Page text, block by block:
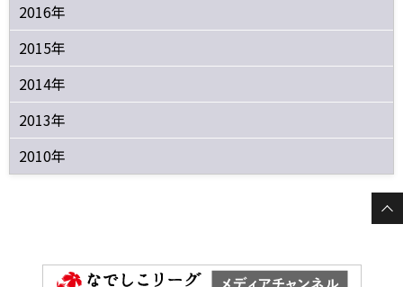
2016年
2015年
2014年
2013年
2010年